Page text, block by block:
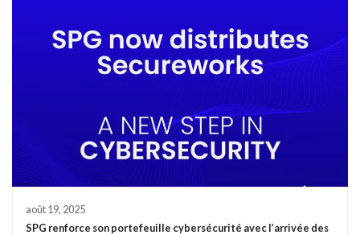
août 19, 2025
SPG renforce son portefeuille cybersécurité avec l’arrivée des